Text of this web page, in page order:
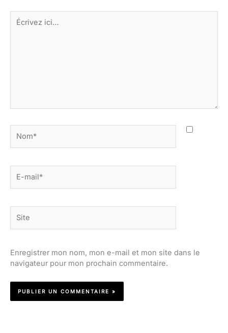
Écrivez
ici…
mail*
Enregistrer mon nom, mon e-mail et mon site dans le
navigateur pour mon prochain commentaire.